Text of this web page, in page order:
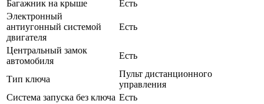
Багажник на крыше
Есть
Электронный
антиугонный системой
двигателя
Есть
Центральный замок
автомобиля
Есть
Тип ключа
Пульт дистанционного
управления
Система запуска без ключа Есть